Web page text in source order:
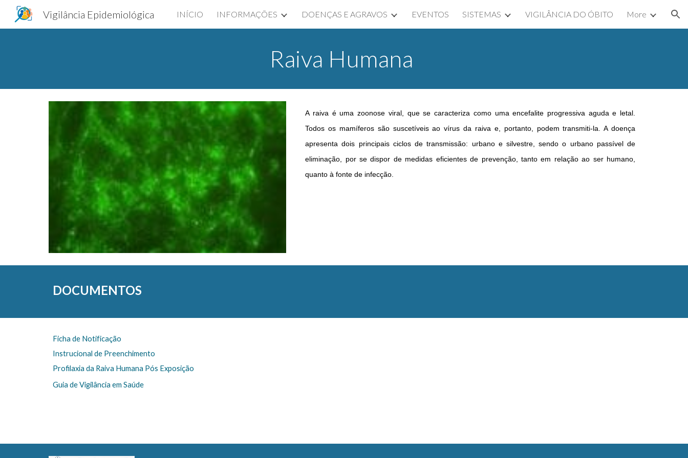
Skip to main content Skip to navigation
Vigilância Epidemiológica INÍCIO INFORMAÇÕES DOENÇAS E AGRAVOS EVENTOS SISTEMAS VIGILÂNCIA DO ÓBITO More
Raiva Humana
A raiva é uma zoonose viral, que se caracteriza como uma encefalite progressiva aguda e letal.
Todos os mamíferos são suscetíveis ao vírus da raiva e, portanto, podem transmiti-la. A doença
apresenta dois principais ciclos de transmissão: urbano e silvestre, sendo o urbano passível de
eliminação, por se dispor de medidas eficientes de prevenção, tanto em relação ao ser humano,
quanto à fonte de infecção.
DOCUMENTOS
Ficha de Notificação
Instrucional de Preenchimento
Profilaxia da Raiva Humana Pós Exposição
Guia de Vigilância em Saúde